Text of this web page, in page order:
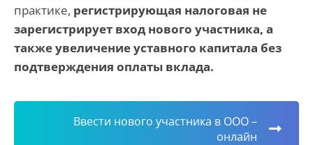
практике, регистрирующая налоговая не
зарегистрирует вход нового участника, а
также увеличение уставного капитала без
подтверждения оплаты вклада.
Ввести нового участника в ООО –
онлайн